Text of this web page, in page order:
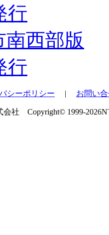
西部版
行
シーポリシー | お問い
会社 Copyright© 1999-